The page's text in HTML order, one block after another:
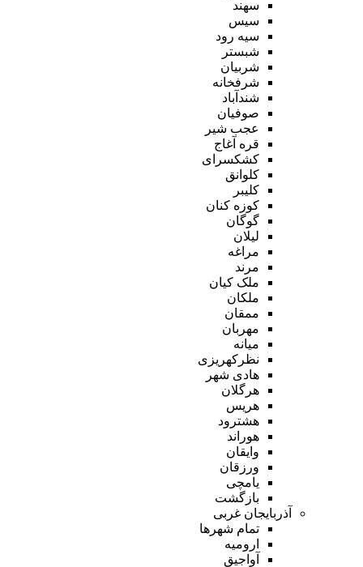
سهند
سیس
سیه رود
شبستر
شربیان
شرفخانه
شندآباد
صوفیان
عجب شیر
قره آغاج
کشکسرای
کلوانق
کلیبر
کوزه کنان
گوگان
لیلان
مراغه
مرند
ملک کیان
ملکان
ممقان
مهربان
میانه
نظرکهریزی
هادی شهر
هرگلان
هریس
هشترود
هوراند
وایقان
ورزقان
یامچی
بازگشت
آذربایجان غربی
تمام شهر‌ها
ارومیه
آواجیق